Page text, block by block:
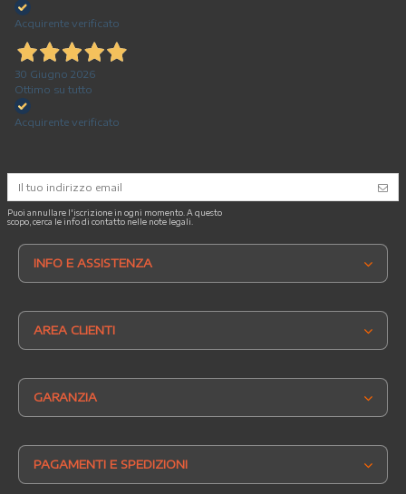
Acquirente verificato
30 Giugno 2026
Ottimo su tutto
Acquirente verificato
Puoi annullare l'iscrizione in ogni momento. A questo
scopo, cerca le info di contatto nelle note legali.
INFO E ASSISTENZA
AREA CLIENTI
GARANZIA
PAGAMENTI E SPEDIZIONI